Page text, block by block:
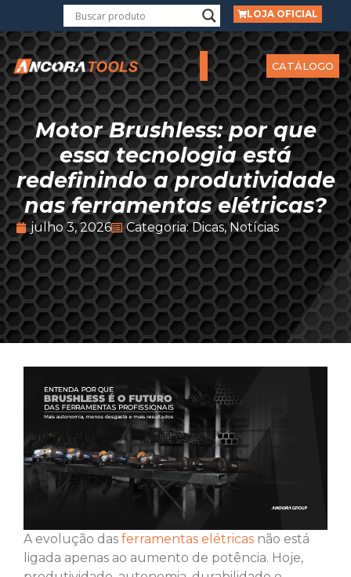
LOJA OFICIAL
CATÁLOGO
Motor Brushless: por que
essa tecnologia está
redefinindo a produtividade
nas ferramentas elétricas?
julho 3, 2026 Categoria:Dicas,Notícias
A evolução das ferramentas elétricas não está
ligada apenas ao aumento de potência. Hoje,